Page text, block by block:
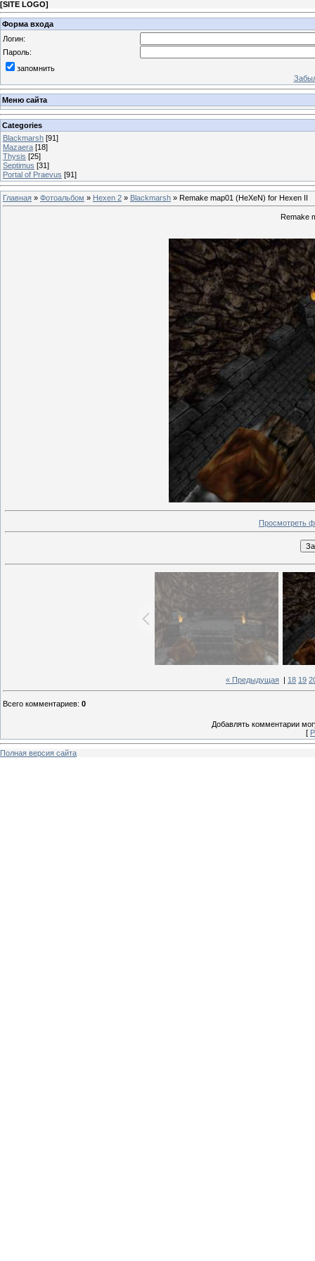
[SITE LOGO]
Форма входа
Логин:
Пароль:
запомнить
Меню сайта
Categories
Blackmarsh [91]
Mazaera [18]
Thysis [25]
Septimus [31]
Portal of Praevus [91]
Главная » Фотоальбом » Hexen 2 » Blackmarsh » Remake map01 (HeXeN) for Hexen II
Remake
Просмотреть
« Предыдущая 18 19
Всего комментариев: 0
Добавлять комментарии
[
Полная версия сайта